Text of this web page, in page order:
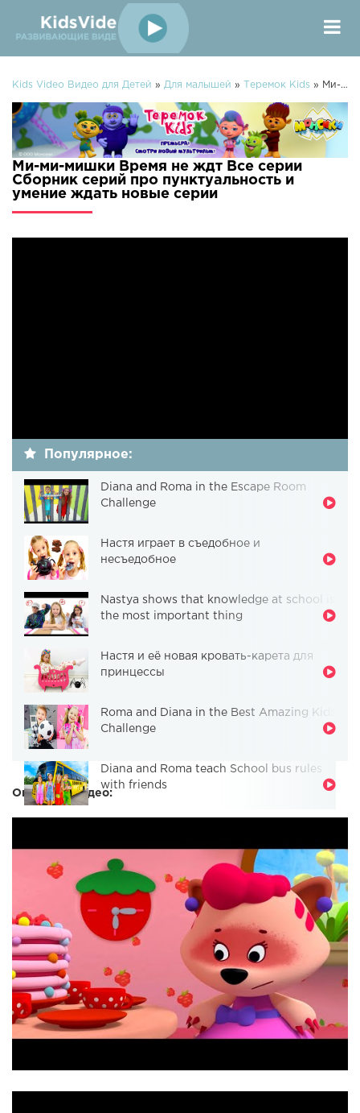
Kids Video Видео для Детей » Для малышей » Теремок Kids » Ми-ми-мишки Время не ждт Все серии Сборник серий про пунктуальность и умение ждать
Ми-ми-мишки Время не ждт Все серии
Сборник серий про пунктуальность и
умение ждать новые серии
Популярное:
Diana and Roma in the Escape Room
Challenge
Настя играет в съедобное и
несъедобное
Nastya shows that knowledge at school is
the most important thing
Настя и её новая кровать-карета для
принцессы
Roma and Diana in the Best Amazing Kids
Challenge
Diana and Roma teach School bus rules
with friends
Описание видео: